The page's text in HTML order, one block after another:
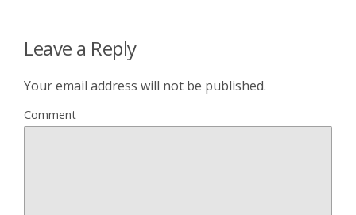
Leave a Reply
Your email address will not be published.
Comment